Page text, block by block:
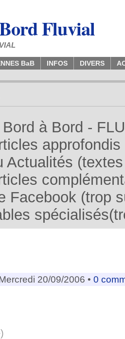
Fluvial
BaB INFOS DIVERS
à Bord -
Actualités
Facebook (trop
20/09/2006 • 0